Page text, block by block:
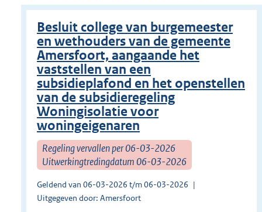
Besluit college van burgemeester
en wethouders van de gemeente
Amersfoort, aangaande het
vaststellen van een
subsidieplafond en het openstellen
van de subsidieregeling
Woningisolatie voor
woningeigenaren
Regeling vervallen per 06-03-2026
Uitwerkingtredingdatum 06-03-2026
Geldend van 06-03-2026 t/m 06-03-2026
Uitgegeven door: Amersfoort